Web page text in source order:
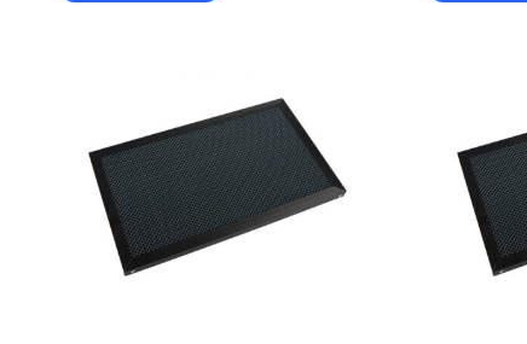
Длина
оцинкованное железо
Длина